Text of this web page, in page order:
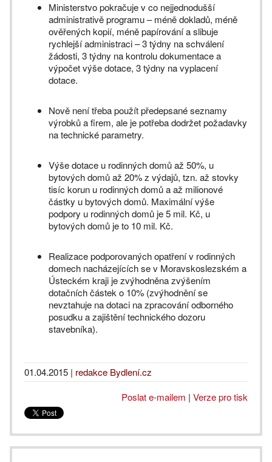
Ministerstvo pokračuje v co nejjednodušší
administrativě programu – méně dokladů, méně
ověřených kopií, méně papírování a slibuje
rychlejší administraci – 3 týdny na schválení
žádosti, 3 týdny na kontrolu dokumentace a
výpočet výše dotace, 3 týdny na vyplacení
dotace.
Nově není třeba použít předepsané seznamy
výrobků a firem, ale je potřeba dodržet požadavky
na technické parametry.
Výše dotace u rodinných domů až 50%, u
bytových domů až 20% z výdajů, tzn. až stovky
tisíc korun u rodinných domů a až milionové
částky u bytových domů. Maximální výše
podpory u rodinných domů je 5 mil. Kč, u
bytových domů je to 10 mil. Kč.
Realizace podporovaných opatření v rodinných
domech nacházejících se v Moravskoslezském a
Ústeckém kraji je zvýhodněna zvýšením
dotačních částek o 10% (zvýhodnění se
nevztahuje na dotaci na zpracování odborného
posudku a zajištění technického dozoru
stavebníka).
01.04.2015 | redakce Bydlení.cz
Poslat e-mailem | Verze pro tisk